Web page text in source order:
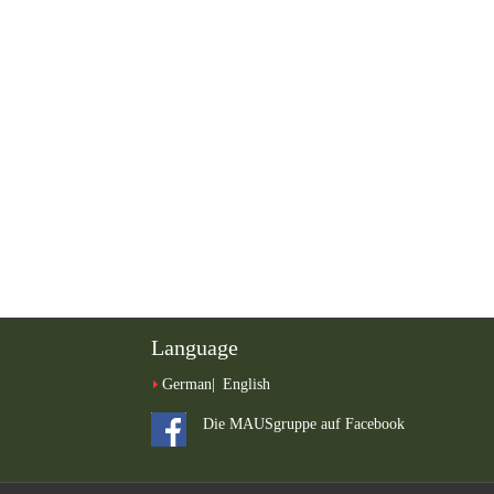
Language
German English
Die MAUSgruppe auf Facebook